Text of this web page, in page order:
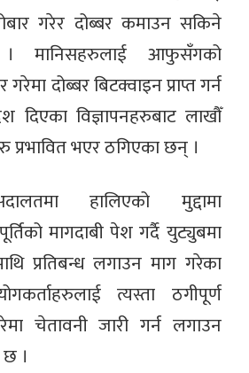
गरेर दोब्बर कमाउन सकिने
मानिसहरुलाई आफुसँगको
दोब्बर बिटक्वाइन प्राप्त गर्न
विज्ञापनहरुबाट लाखौँ
प्रभावित भएर ठगिएका छन् ।
हालिएको मुद्दामा
मागदाबी पेश गर्दै युट्युबमा
प्रतिबन्ध लगाउन माग गरेका
त्यस्ता ठगीपूर्ण
चेतावनी जारी गर्न लगाउन
।